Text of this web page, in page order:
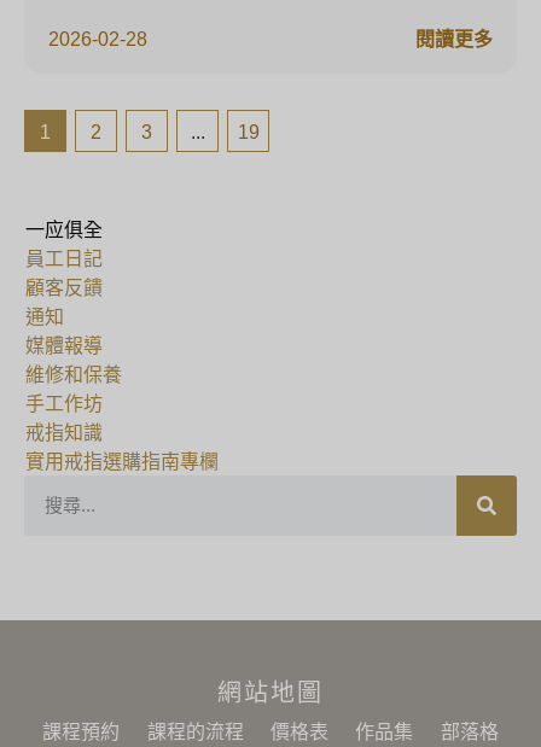
2026-02-28 閱讀更多
1 2 3 ... 19
員工日記
顧客反饋
通知
媒體報導
維修和保養
手工作坊
戒指知識
實用戒指選購指南專欄
一应俱全
網站地圖
課程預約 課程的流程 價格表 作品集 部落格